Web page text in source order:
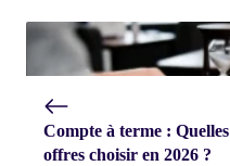
Compte à terme : Quelles
offres choisir en 2026 ?